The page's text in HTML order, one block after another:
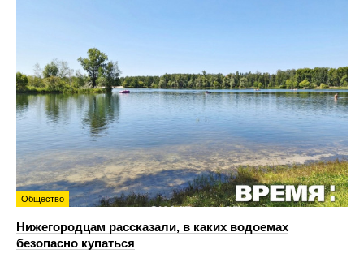
Общество
Нижегородцам рассказали, в каких водоемах
безопасно купаться